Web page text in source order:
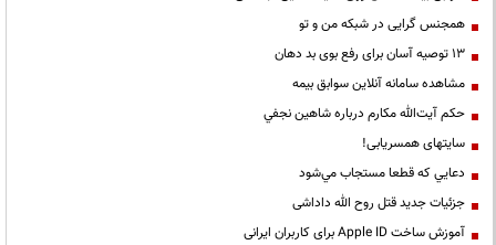
همجنس گرایی در شبکه من و تو
13 توصیه آسان برای رفع بوی بد دهان
مشاهده سامانه آنلاين سوابق بیمه
حكم آيت‌الله مكارم درباره شاهين نجفي
سایتهای همسریابی!
دعايي كه قطعا مستجاب مي‌شود
جزئیات جدید قتل روح الله داداشی
آموزش ساخت Apple ID برای کاربران ایرانی